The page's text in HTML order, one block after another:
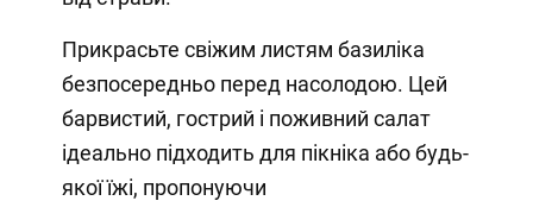
Прикрасьте свіжим листям базиліка
безпосередньо перед насолодою. Цей
барвистий, гострий і поживний салат
ідеально підходить для пікніка або будь-
якої їжі, пропонуючи